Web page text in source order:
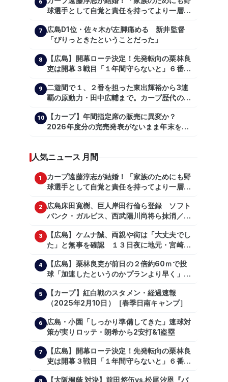
6
球選手として自覚と責任を持ってより一層頑
7
広島D1位・佐々木が左脚痛める 新井監督
「ぴりっときたということだった」
8
【広島】開幕ローテ決定！先発転向の栗林良
吏は開幕３戦目「１年間守らないと」６番手
9
二遊間で１、２番を担った東出輝裕から3連
覇の原動力・田中広輔まで。カープ歴代のシ
10
【カープ】年間指定席の販売に異変か？
2026年度分の完売発表がないまま年末を迎
人気ニュース 月間
1
カープ遠藤淳志が結婚！「家族のためにも野
球選手として自覚と責任を持ってより一層頑
2
広島床田寛樹、巨人岸田行倫ら登録 ソフト
バンク・ガルビス、西武陽川尚将ら抹消／２
3
【広島】ケムナ誠、両親や街は「大丈夫でし
た」と無事を確認 １３日夜に地元・宮崎県
4
【広島】栗林良吏が前日の２倍約60ｍで投
球「加速したというのかプランより早く」自
5
【カープ】紅白戦のスタメン・経過速報
（2025年2月10日）［春季日南キャンプ］
6
広島・小園「しっかり準備してきた」速球対
策が実りロッテ・朗希から2安打&1盗塁
7
【広島】開幕ローテ決定！先発転向の栗林良
吏は開幕３戦目「１年間守らないと」６番手
【大阪桐蔭 対決】前田悠伍vs.松尾汐恩『バ